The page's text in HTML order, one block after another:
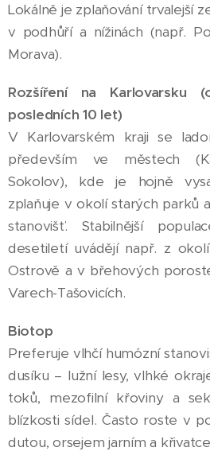
Lokálně je zplaňování trvalejší
v podhůří a nížinách (např.
Morava).
Rozšíření na Karlovarsku
posledních 10 let)
V Karlovarském kraji se
především ve městech
Sokolov), kde je hojně
zplaňuje v okolí starých parků
stanovišť. Stabilnější
desetiletí uvádějí např. z
Ostrově a v břehových
Varech-Tašovicích.
Biotop
Preferuje vlhčí humózní
dusíku – lužní lesy, vlhké
toků, mezofilní křoviny a
blízkosti sídel. Často roste v
dutou, orsejem jarním a